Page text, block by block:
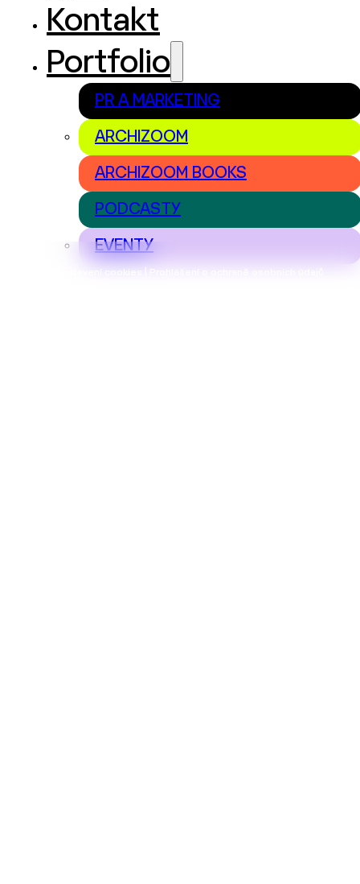
Nastavení cookies | Prohlášení o ochraně osobních údajů
Kontakt
Portfolio
PR A MARKETING
ARCHIZOOM
ARCHIZOOM BOOKS
PODCASTY
EVENTY